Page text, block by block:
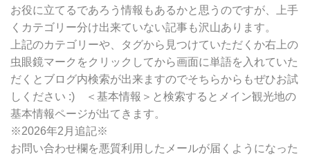
お役に立てるであろう情報もあるかと思うのですが、上手
くカテゴリー分け出来ていない記事も沢山あります。
上記のカテゴリーや、タグから見つけていただくか右上の
虫眼鏡マークをクリックしてから画面に単語を入れていた
だくとブログ内検索が出来ますのでそちらからもぜひお試
しください :) ＜基本情報＞と検索するとメイン観光地の
基本情報ページが出てきます。
※2026年2月追記※
お問い合わせ欄を悪質利用したメールが届くようになった